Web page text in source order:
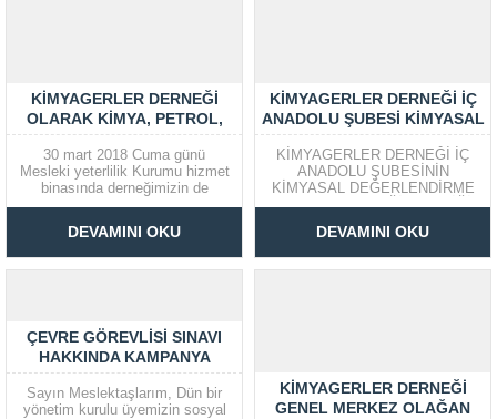
KIMYAGERLER DERNEĞI
OLARAK KIMYA, PETROL,
LASTIK VE PLASTIK
SEKTÖRÜ KIMYA ALANI
MESLEK HARITASI
ÇALIŞTAYI’NA KATILDIK
30 mart 2018 Cuma günü
Mesleki yeterlilik Kurumu hizmet
binasında derneğimizin de
çalışma grubunda olduğu Kimya
gerçekleştirilmiştir. Çalıştaya
derneğimiz adına Onur Kurulu
üyemiz Prof. Dr. Mehmet
DEVAMINI OKU
KİMYAGERLER DERNEĞİ İÇ
ANADOLU ŞUBESİ KİMYASAL
DEĞERLENDİRME UZMANI
(KDU) EĞİTİMİ VERMEYE
BAŞLADI
KİMYAGERLER DERNEĞİ İÇ
ANADOLU ŞUBESİNİN
KİMYASAL DEĞERLENDİRME
UZMANI (KDU) EĞİTMENLİĞİ
ÇEVRE, ŞEHİRCİLİK VE İKLİM
DEĞİŞİKLİĞİ BAKANLIĞI
TARAFINDAN ONAYLANMIŞ
MUTLULUK DUYUYORUZ. T.C.
Çevre, Şehircilik...
DEVAMINI OKU
ÇEVRE GÖREVLISI SINAVI
HAKKINDA KAMPANYA
BAŞLATIYORUZ
Sayın Meslektaşlarım, Dün bir
yönetim kurulu üyemizin sosyal
KİMYAGERLER DERNEĞİ
GENEL MERKEZ OLAĞAN